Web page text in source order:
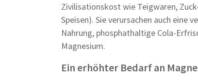
Zivilisationskost wie Teigwaren,
Speisen). Sie verursachen auch
Nahrung, phosphathaltige Cola-
Magnesium.
Ein erhöhter Bedarf an